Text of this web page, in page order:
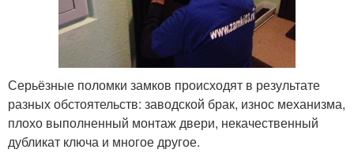
Серьёзные поломки замков происходят в результате
разных обстоятельств: заводской брак, износ механизма,
плохо выполненный монтаж двери, некачественный
дубликат ключа и многое другое.